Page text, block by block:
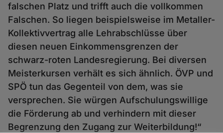
falschen Platz und trifft auch die vollkommen
Falschen. So liegen beispielsweise im Metaller-
Kollektivvertrag alle Lehrabschlüsse über
diesen neuen Einkommensgrenzen der
schwarz-roten Landesregierung. Bei diversen
Meisterkursen verhält es sich ähnlich. ÖVP und
SPÖ tun das Gegenteil von dem, was sie
versprechen. Sie würgen Aufschulungswillige
die Förderung ab und verhindern mit dieser
Begrenzung den Zugang zur Weiterbildung!“